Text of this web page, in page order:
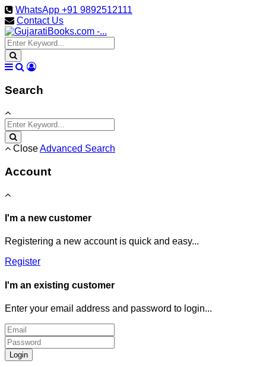
WhatsApp +91 9892512111
Contact Us
Search
CloseAdvanced Search
Account
I'm a new customer
Registering a new account is quick and easy...
Register
I'm an existing customer
Enter your email address and password to login...
Login